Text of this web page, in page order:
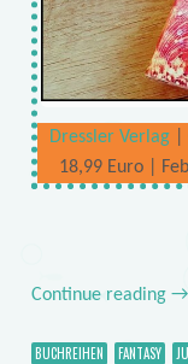
Dressler Verlag |
18,99 Euro |
Continue reading →
BUCHREIHEN FANTASY